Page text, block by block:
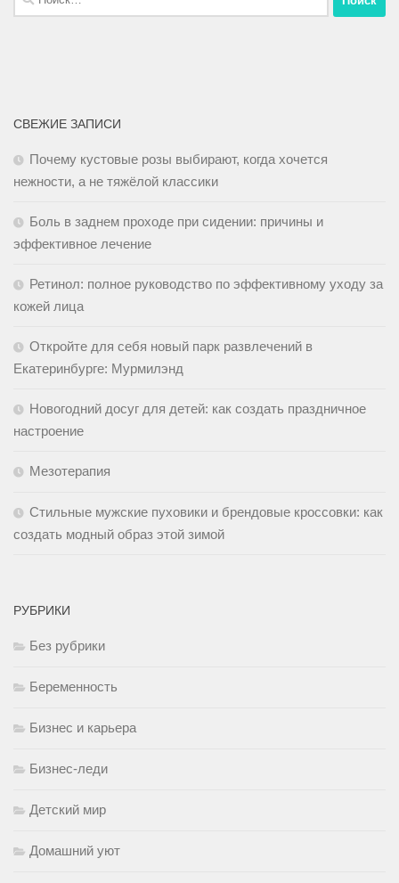
СВЕЖИЕ ЗАПИСИ
Почему кустовые розы выбирают, когда хочется
нежности, а не тяжёлой классики
Боль в заднем проходе при сидении: причины и
эффективное лечение
Ретинол: полное руководство по эффективному уходу за
кожей лица
Откройте для себя новый парк развлечений в
Екатеринбурге: Мурмилэнд
Новогодний досуг для детей: как создать праздничное
настроение
Мезотерапия
Стильные мужские пуховики и брендовые кроссовки: как
создать модный образ этой зимой
РУБРИКИ
Без рубрики
Беременность
Бизнес и карьера
Бизнес-леди
Детский мир
Домашний уют